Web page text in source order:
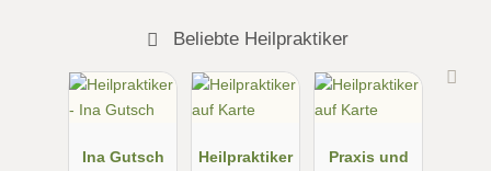
Beliebte Heilpraktiker
Ina Gutsch
Heilpraktiker
Praxis und